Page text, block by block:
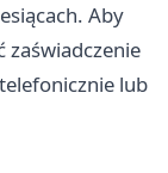
Aby
zaświadczenie
lub